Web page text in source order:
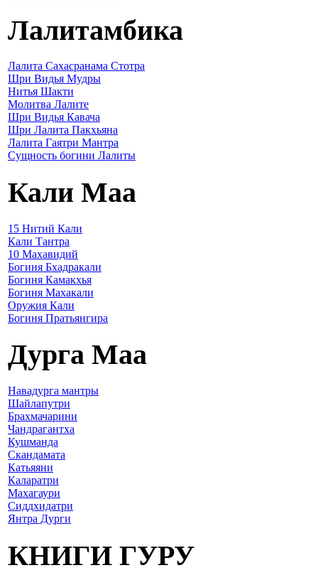
Лалитамбика
Лалита Сахасранама Стотра
Шри Видья Мудры
Нитья Шакти
Молитва Лалите
Шри Видья Кавача
Шри Лалита Пакхьяна
Лалита Гаятри Мантра
Сущность богини Лалиты
Кали Маа
15 Нитий Кали
Кали Тантра
10 Махавидий
Богиня Бхадракали
Богиня Камакхья
Богиня Махакали
Оружия Кали
Богиня Пратьянгира
Дурга Маа
Навадурга мантры
Шайлапутри
Брахмачарини
Чандрагантха
Кушманда
Скандамата
Катьяяни
Каларатри
Махагаури
Сиддхидатри
Янтра Дурги
КНИГИ ГУРУ